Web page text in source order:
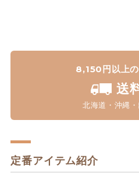
8,150円以上
送
北海道・沖縄・
定番アイテム紹介